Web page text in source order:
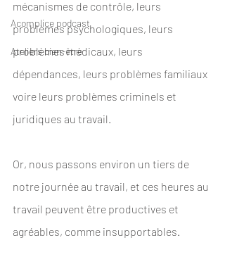
Acomplice podcast
Ateliers bien-être
mécanismes de contrôle, leurs
problèmes psychologiques, leurs
problèmes médicaux, leurs
dépendances, leurs problèmes familiaux
voire leurs problèmes criminels et
juridiques au travail.
Or, nous passons environ un tiers de
notre journée au travail, et ces heures au
travail peuvent être productives et
agréables, comme insupportables.